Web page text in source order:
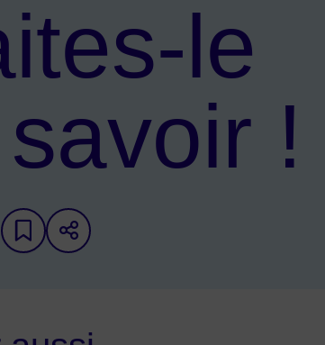
le
!
Ajouter aux favoris
Partager sur les réseaux